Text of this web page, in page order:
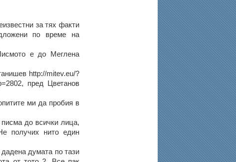
за тях факти
по време на
е до Меглена
http://mitev.eu/?
пред Цветанов
ми да пробия в
до всички лица,
получих нито един
думата по тази